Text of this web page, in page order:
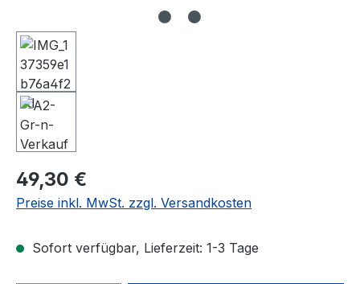
Regulärer Preis:
49,30 €
Preise inkl. MwSt. zzgl. Versandkosten
Sofort verfügbar, Lieferzeit: 1-3 Tage